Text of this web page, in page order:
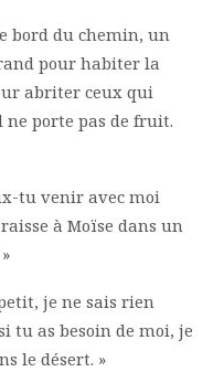
bord du chemin, un
pour habiter la
abriter ceux qui
ne porte pas de fruit.
tu venir avec moi
à Moïse dans un
je ne sais rien
tu as besoin de moi, je
le désert. »